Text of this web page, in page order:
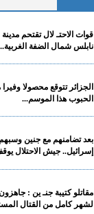
قوات الاحتـ لال تقتحم مدينة
نابلس شمال الضفة
الجزائر تتوقع محصولا
الحبوب هذا الموسم...
بعد تضامنهم مع جنين وسبهم
إسرائيل.. جيش الاحتلال
مقاتلو كتيبة جنـ ين :
لشهر كامل من القتال